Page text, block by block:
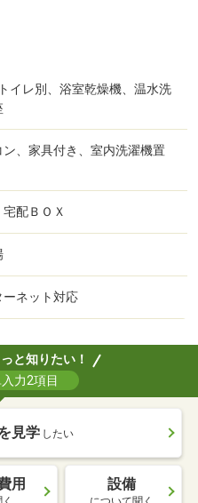
イレ別、浴室乾燥機、温水洗
ン、家具付き、室内洗濯機置
配ＢＯＸ
ーネット対応
と知りたい！
力2項目
見学 したい
用 設備